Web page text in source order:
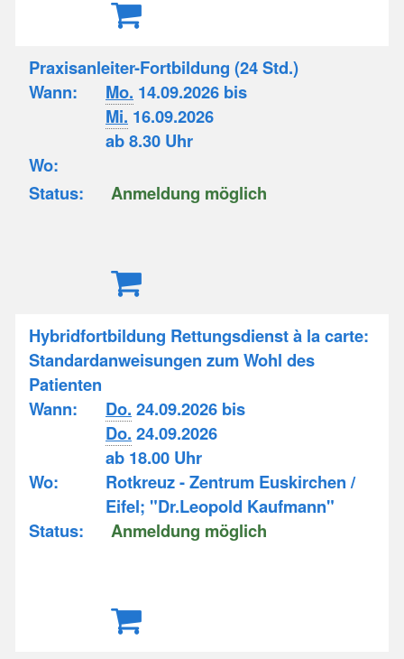
Praxisanleiter-Fortbildung (24 Std.)
Wann:
Mo. 14.09.2026 bis
Mi. 16.09.2026
ab 8.30 Uhr
Wo:
Status:
Anmeldung möglich
Hybridfortbildung Rettungsdienst à la carte:
Standardanweisungen zum Wohl des
Patienten
Wann:
Do. 24.09.2026 bis
Do. 24.09.2026
ab 18.00 Uhr
Wo:
Rotkreuz - Zentrum Euskirchen /
Eifel; "Dr.Leopold Kaufmann"
Status:
Anmeldung möglich